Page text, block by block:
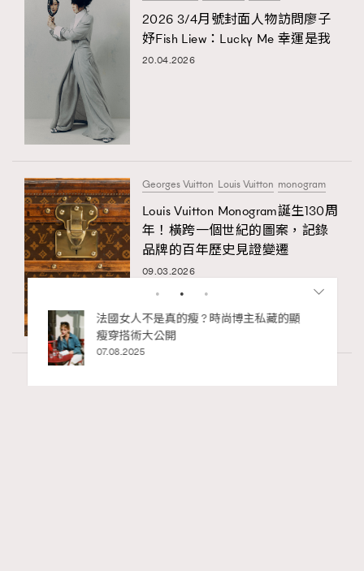
2026 3/4月號封面人物訪問廖子
妤Fish Liew：Lucky Me 幸運是我
20.04.2026
Georges Vuitton Louis Vuitton monogram
Louis Vuitton Monogram誕生130周
年！橫跨一個世紀的圖案，記錄
品牌的百年歷史見證變遷
09.03.2026
法國女人不是真的瘦 ? 時尚博主私藏的顯
瘦穿搭術大公開
07.08.2025